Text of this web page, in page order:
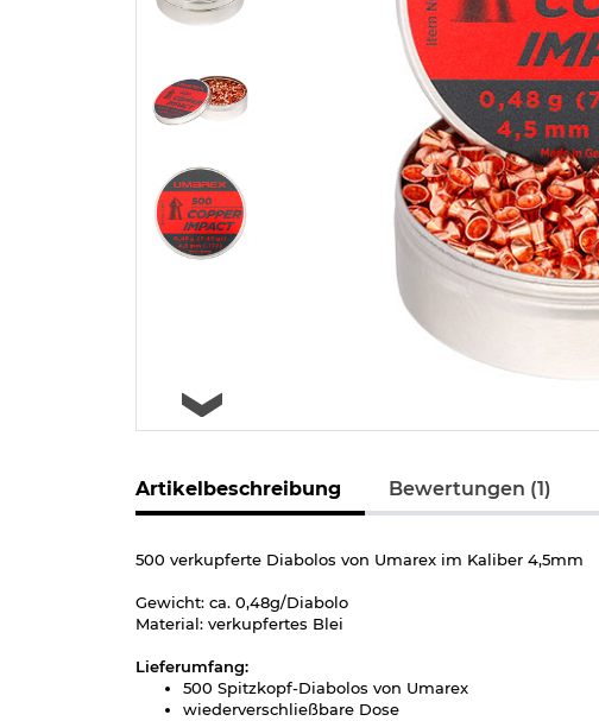
Artikelbeschreibung Bewertungen (1)
500 verkupferte Diabolos von Umarex im Kaliber 4,5mm
Gewicht: ca. 0,48g/Diabolo
Material: verkupfertes Blei
Lieferumfang:
500 Spitzkopf-Diabolos von Umarex
wiederverschließbare Dose